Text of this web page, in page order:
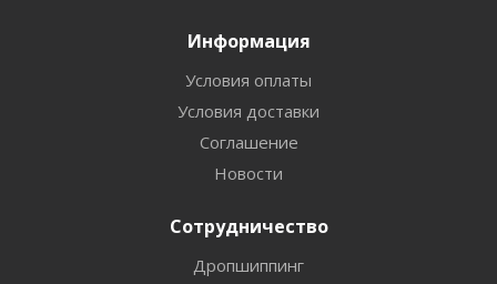
Информация
Условия оплаты
Условия доставки
Соглашение
Новости
Сотрудничество
Дропшиппинг